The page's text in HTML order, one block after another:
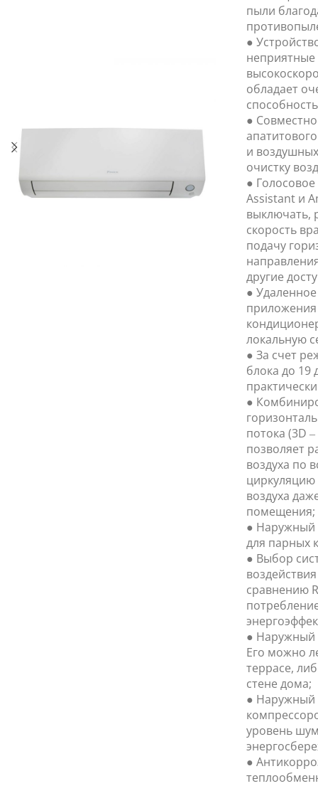
пыли
●
обладает
●
и
очистку
●
Assistant и
выключать,
скорость
подачу
другие
●
локальную
● За счет
блока до 19
●
потока (3D
позволяет
воздуха по
циркуляцию
воздуха
помещения;
● Наружный
для парных
● Выбор
сравнению
● Наружный
Его можно
террасе,
стене дома;
● Наружный
уровень
●